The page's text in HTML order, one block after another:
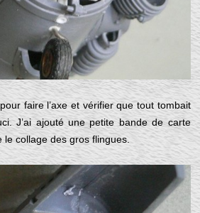
faire l’axe et vérifier que tout tombait
J’ai ajouté une petite bande de carte
collage des gros flingues.